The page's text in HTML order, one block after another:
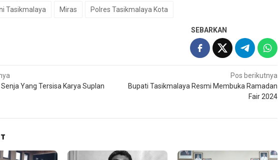
Tasikmalaya Miras Polres Tasikmalaya Kota
SEBARKAN
Yang Tersisa Karya Suplan
Pos berikutnya
Bupati Tasikmalaya Resmi Membuka Ramadan
Fair 2024